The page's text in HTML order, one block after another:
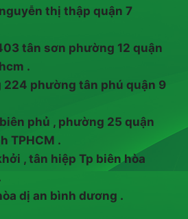
thị thập quận 7
tân sơn phường 12 quận
.
224 phường tân phú quận 9
phủ , phường 25 quận
TPHCM .
, tân hiệp Tp biên hòa
dị an bình dương .